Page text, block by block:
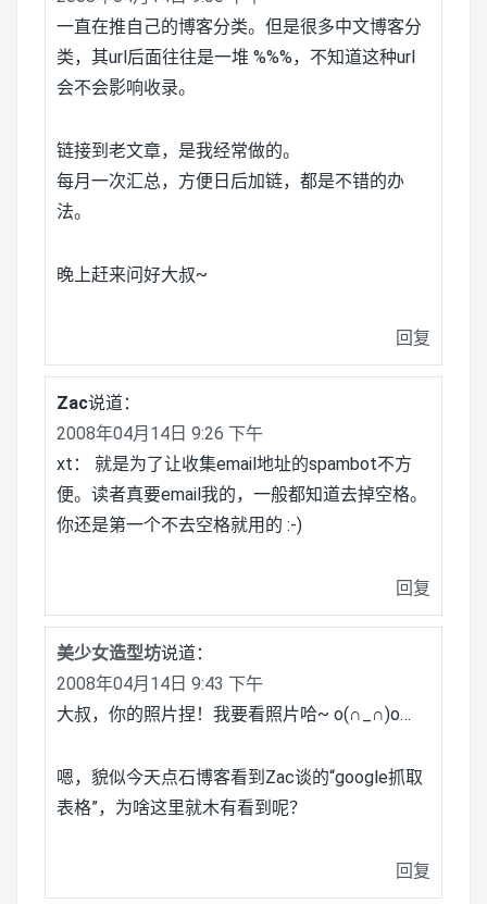
一直在推自己的博客分类。但是很多中文博客分
类，其url后面往往是一堆 %%%，不知道这种url
会不会影响收录。
链接到老文章，是我经常做的。
每月一次汇总，方便日后加链，都是不错的办
法。
晚上赶来问好大叔~
回复
Zac说道：
2008年04月14日 9:26 下午
xt： 就是为了让收集email地址的spambot不方
便。读者真要email我的，一般都知道去掉空格。
你还是第一个不去空格就用的 :-)
回复
美少女造型坊说道：
2008年04月14日 9:43 下午
大叔，你的照片捏！我要看照片哈~ o(∩_∩)o…
嗯，貌似今天点石博客看到Zac谈的“google抓取
表格”，为啥这里就木有看到呢？
回复